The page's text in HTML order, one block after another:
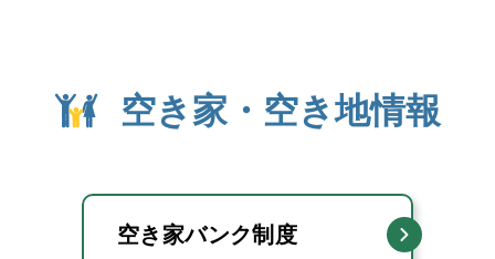
空き家・空き地情報
空き家バンク制度